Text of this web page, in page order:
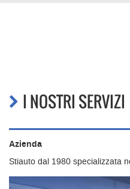
I NOSTRI SERVIZI
Azienda
Stiauto dal 1980 specializzata